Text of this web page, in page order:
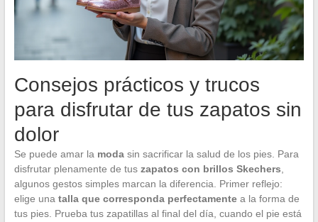
Consejos prácticos y trucos
para disfrutar de tus zapatos sin
dolor
Se puede amar la modasin sacrificar la salud de los pies. Para
disfrutar plenamente de tus zapatos con brillos Skechers
algunos gestos simples marcan la diferencia. Primer reflejo:
elige una talla que corresponda perfectamentea la forma de
tus pies. Prueba tus zapatillas al final del día, cuando el pie está